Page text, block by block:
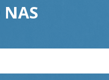
NAS